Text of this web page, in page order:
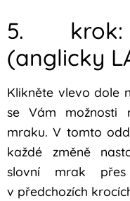
5. krok:
(anglicky
Klikněte vlevo dole
se Vám možnosti
mraku. V tomto
každé změně
slovní mrak
v předchozích